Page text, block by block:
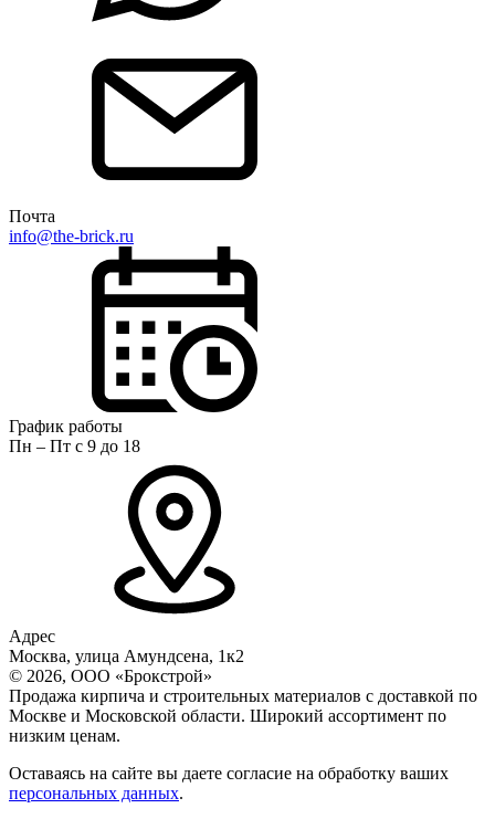
Почта
info@the-brick.ru
График работы
Пн – Пт с 9 до 18
Адрес
Москва, улица Амундсена, 1к2
© 2026, ООО «Брокстрой»
Продажа кирпича и строительных материалов с доставкой по
Москве и Московской области. Широкий ассортимент по
низким ценам.
Оставаясь на сайте вы даете согласие на обработку ваших
персональных данных.